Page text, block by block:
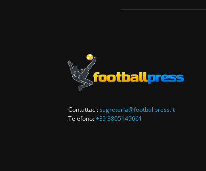
Contattaci:segreteria@footballpress.it
Telefono:+39 3805149661